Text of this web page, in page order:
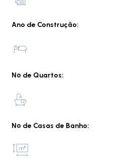
Ano de Construção:
Nº de Quartos:
Nº de Casas de Banho: